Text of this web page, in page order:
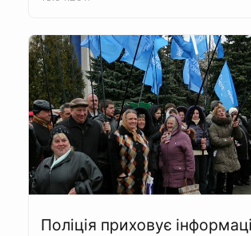
Поліція приховує